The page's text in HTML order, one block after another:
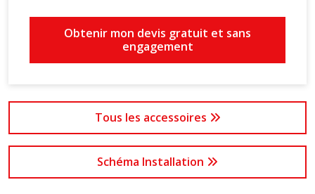
Débit d'air unité intérieure : 10,3 m³/min
Obtenir mon devis gratuit et sans
engagement
Tous les accessoires
Schéma Installation